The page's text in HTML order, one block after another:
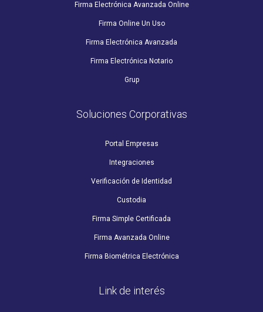
Firma Electrónica Avanzada Online
Firma Online Un Uso
Firma Electrónica Avanzada
Firma Electrónica Notario
Grup
Soluciones Corporativas
Portal Empresas
Integraciones
Verificación de Identidad
Custodia
Firma Simple Certificada
Firma Avanzada Online
Firma Biométrica Electrónica
Link de interés